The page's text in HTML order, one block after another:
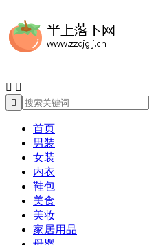
 

首页
男装
女装
内衣
鞋包
美食
美妆
家居用品